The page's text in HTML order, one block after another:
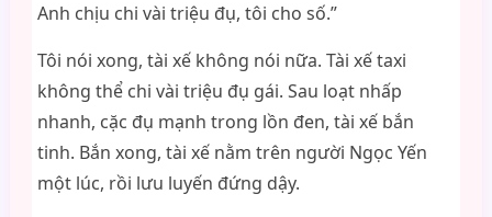
Anh chịu chi vài triệu đụ, tôi cho số.”
Tôi nói xong, tài xế không nói nữa. Tài xế taxi
không thể chi vài triệu đụ gái. Sau loạt nhấp
nhanh, cặc đụ mạnh trong lồn đen, tài xế bắn
tinh. Bắn xong, tài xế nằm trên người Ngọc Yến
một lúc, rồi lưu luyến đứng dậy.